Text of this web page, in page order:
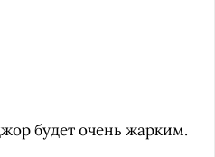
будет очень жарким.